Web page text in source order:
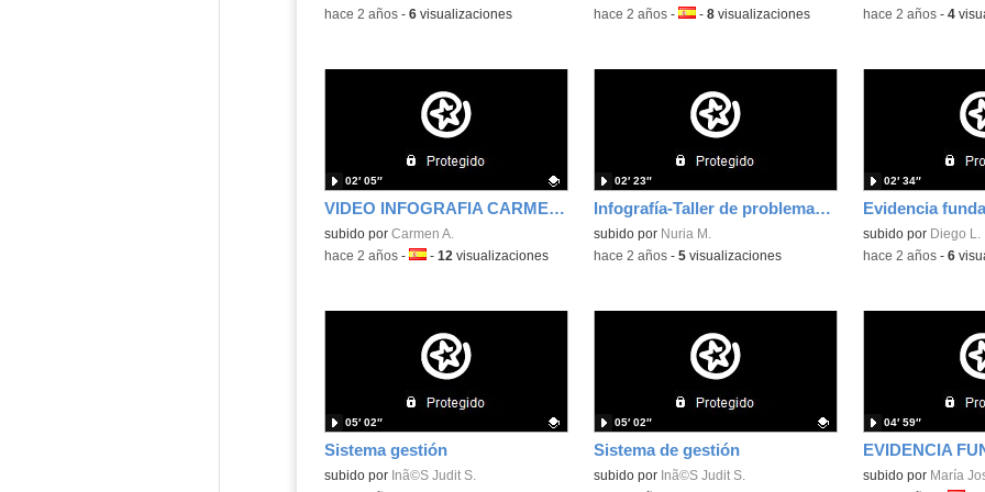
-hace 2 años- 6visualizaciones -hace 2 años- Idioma:
- 8visualizaciones -hace 2 años- 4
VIDEO INFOGRAFIA CARMEN AGUADO
Contenido educativo.
subido por Carmen A.
02′ 05″
-hace 2 años- Idioma:
- 12 visualizaciones
Infografía-Taller de problemas-Innovación Metodológica
subido por Nuria M.
02′ 23″
-hace 2 años- 5visualizaciones
subido por Diego L.
02′ 34″
-hace 2 años- 6
Sistema gestión
Contenido educativo.
subido por Inã©S Judit S.
05′ 02″
Sistema de gestión
Contenido educativo.
subido por Inã©S Judit S.
05′ 02″
subido por María
04′ 59″